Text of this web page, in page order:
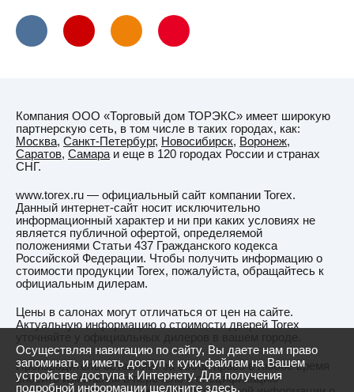
Компания ООО «Торговый дом ТОРЭКС» имеет широкую
партнерскую сеть, в том числе в таких городах, как:
Москва, Санкт-Петербург, Новосибирск, Воронеж,
Саратов, Самараи еще в 120 городах России и странах
СНГ.
www.torex.ru — официальный сайт компании Torex.
Данный интернет-сайт носит исключительно
информационный характер и ни при каких условиях не
является публичной офертой, определяемой
положениями Статьи 437 Гражданского кодекса
Российской Федерации. Чтобы получить информацию о
стоимости продукции Torex, пожалуйста, обращайтесь к
официальным дилерам.
Цены в салонах могут отличаться от цен на сайте.
Актуальную информацию о стоимости дверей Torex
Производитель оставляет за собой право в любое время
вносить изменения в перечень и спецификацию
Осуществляя навигацию по сайту, Вы даете нам право
запоминать и иметь доступ к куки-файлам на Вашем
устройстве доступа к Интернету. Для получения
подробной информации щелкните здесь.